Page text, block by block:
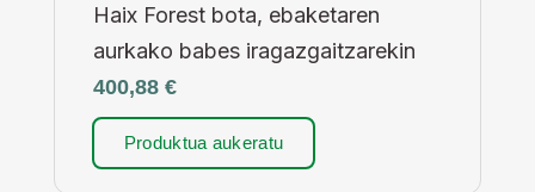
Haix Forest bota, ebaketaren
aurkako babes iragazgaitzarekin
400,88 €
Produktua aukeratu